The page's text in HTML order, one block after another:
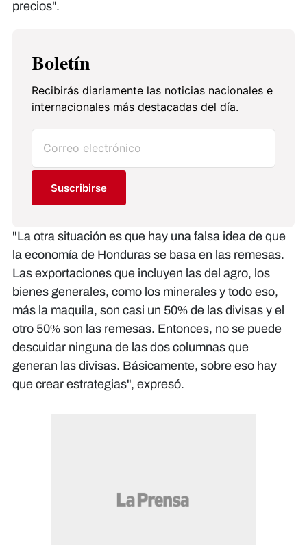
precios".
Boletín
Recibirás diariamente las noticias nacionales e
internacionales más destacadas del día.
Suscribirse
"La otra situación es que hay una falsa idea de que
la economía de Honduras se basa en las remesas.
Las exportaciones que incluyen las del agro, los
bienes generales, como los minerales y todo eso,
más la maquila, son casi un 50% de las divisas y el
otro 50% son las remesas. Entonces, no se puede
descuidar ninguna de las dos columnas que
generan las divisas. Básicamente, sobre eso hay
que crear estrategias", expresó.